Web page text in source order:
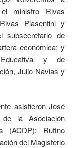
ministro Rivas
Piasentini y
subsecretario de
económica; y
y de
Julio Navias y
asistieron José
la Asociación
(ACDP); Rufino
del Magisterio